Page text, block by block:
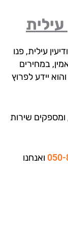
פנו
במחירים
לפרוץ
ומספקים שירות
ואנחנו